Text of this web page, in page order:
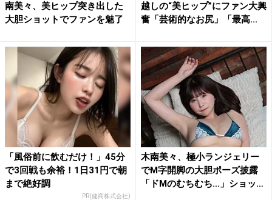
南美々、美ヒップ突き出した
大胆ショットでファンを魅了
越しの“美ヒップ”にファン大興
奮「芸術的なお尻」「最高...
「風俗前に飲むだけ！」45分
で3回戦も余裕！1日31円で朝
まで絶好調
PR(健商株式会社)
木南美々、極小ランジェリー
でM字開脚の大胆ポーズ披露
「ドMのむちむち…」ショッ